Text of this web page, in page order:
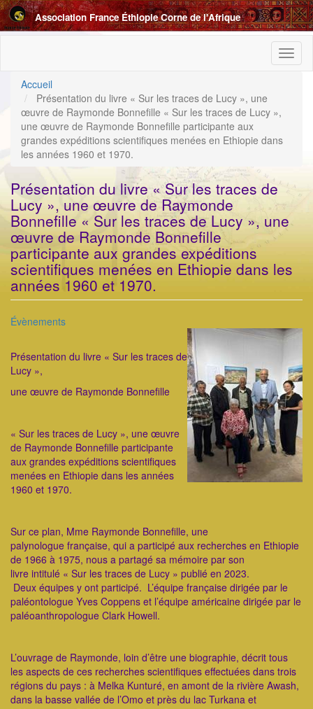
Aller
au
contenu
Association France Éthiopie Corne de l'Afrique
Accueil
Présentation du livre « Sur les traces de Lucy », une
œuvre de Raymonde Bonnefille ​« Sur les traces de Lucy »,
une œuvre de Raymonde Bonnefille participante aux
grandes expéditions scientifiques menées en Ethiopie dans
les années 1960 et 1970.
Présentation du livre « Sur les traces de
Lucy », une œuvre de Raymonde
Bonnefille ​« Sur les traces de Lucy », une
œuvre de Raymonde Bonnefille
participante aux grandes expéditions
scientifiques menées en Ethiopie dans les
années 1960 et 1970.
Catégorie
Évènements
ImageenAvant
Présentation du livre « Sur les traces de
Lucy »,
une œuvre de Raymonde Bonnefille
​« Sur les traces de Lucy », une œuvre
de Raymonde Bonnefille participante
aux grandes expéditions scientifiques
menées en Ethiopie dans les années
1960 et 1970.
​Sur ce plan, Mme Raymonde Bonnefille, une
palynologue française, qui a participé aux recherches en Ethiopie
de 1966 à 1975, nous a partagé sa mémoire par son
livre intitulé « Sur les traces de Lucy » publié en 2023.
Deux équipes y ont participé. L’équipe française dirigée par le
paléontologue Yves Coppens et l’équipe américaine dirigée par le
paléoanthropologue Clark Howell.
​L’ouvrage de Raymonde, loin d’être une biographie, décrit tous
les aspects de ces recherches scientifiques effectuées dans trois
régions du pays : à Melka Kunturé, en amont de la rivière Awash,
dans la basse vallée de l’Omo et près du lac Turkana et